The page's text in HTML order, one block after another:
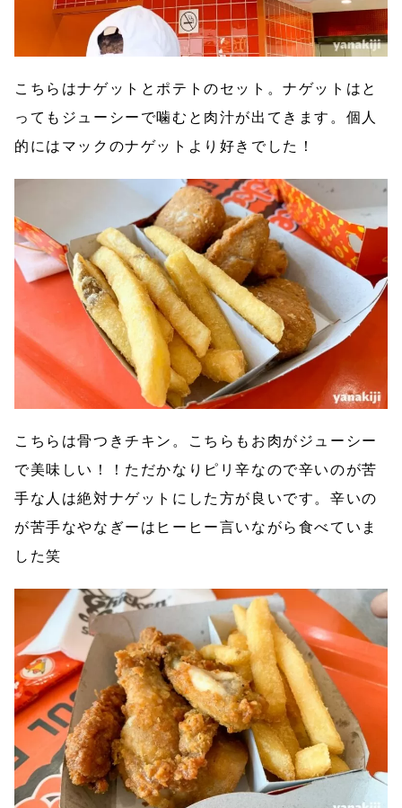
こちらはナゲットとポテトのセット。ナゲットはと
ってもジューシーで噛むと肉汁が出てきます。個人
的にはマックのナゲットより好きでした！
こちらは骨つきチキン。こちらもお肉がジューシー
で美味しい！！ただかなりピリ辛なので辛いのが苦
手な人は絶対ナゲットにした方が良いです。辛いの
が苦手なやなぎーはヒーヒー言いながら食べていま
した笑